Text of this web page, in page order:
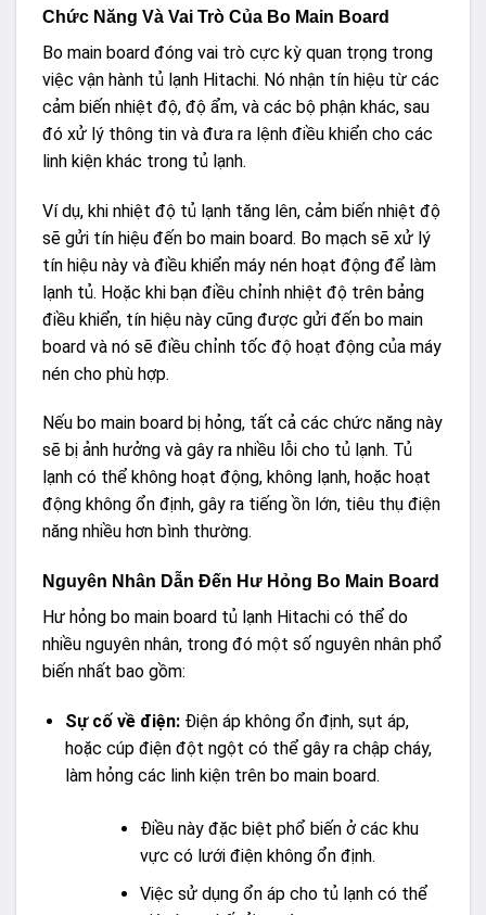
Chức Năng Và Vai Trò Của Bo Main Board
Bo main board đóng vai trò cực kỳ quan trọng trong
việc vận hành tủ lạnh Hitachi. Nó nhận tín hiệu từ các
cảm biến nhiệt độ, độ ẩm, và các bộ phận khác, sau
đó xử lý thông tin và đưa ra lệnh điều khiển cho các
linh kiện khác trong tủ lạnh.
Ví dụ, khi nhiệt độ tủ lạnh tăng lên, cảm biến nhiệt độ
sẽ gửi tín hiệu đến bo main board. Bo mạch sẽ xử lý
tín hiệu này và điều khiển máy nén hoạt động để làm
lạnh tủ. Hoặc khi bạn điều chỉnh nhiệt độ trên bảng
điều khiển, tín hiệu này cũng được gửi đến bo main
board và nó sẽ điều chỉnh tốc độ hoạt động của máy
nén cho phù hợp.
Nếu bo main board bị hỏng, tất cả các chức năng này
sẽ bị ảnh hưởng và gây ra nhiều lỗi cho tủ lạnh. Tủ
lạnh có thể không hoạt động, không lạnh, hoặc hoạt
động không ổn định, gây ra tiếng ồn lớn, tiêu thụ điện
năng nhiều hơn bình thường.
Nguyên Nhân Dẫn Đến Hư Hỏng Bo Main Board
Hư hỏng bo main board tủ lạnh Hitachi có thể do
nhiều nguyên nhân, trong đó một số nguyên nhân phổ
biến nhất bao gồm:
Sự cố về điện:Điện áp không ổn định, sụt áp,
hoặc cúp điện đột ngột có thể gây ra chập cháy,
làm hỏng các linh kiện trên bo main board.
Điều này đặc biệt phổ biến ở các khu
vực có lưới điện không ổn định.
Việc sử dụng ổn áp cho tủ lạnh có thể